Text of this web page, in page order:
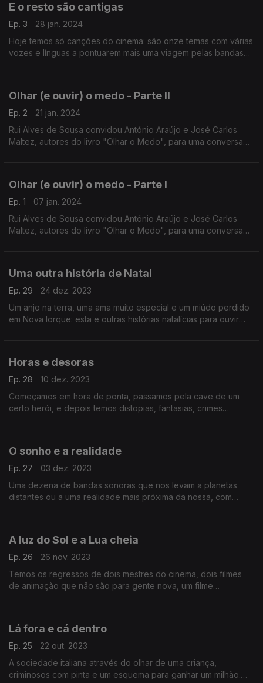
E o resto são cantigas
Ep. 3
28 jan. 2024
Hoje temos só canções do cinema: são onze temas com várias
vozes e línguas a pontuarem mais uma viagem pelas bandas
Olhar (e ouvir) o medo - Parte II
Ep. 2
21 jan. 2024
Rui Alves de Sousa convidou António Araújo e José Carlos
Maltez, autores do livro "Olhar o Medo", para uma conversa
Olhar (e ouvir) o medo - Parte I
Ep. 1
07 jan. 2024
Rui Alves de Sousa convidou António Araújo e José Carlos
Maltez, autores do livro "Olhar o Medo", para uma conversa
Uma outra história de Natal
Ep. 29
24 dez. 2023
Um anjo na terra, uma ama muito especial e um miúdo perdido
em Nova Iorque: esta e outras histórias natalícias para ouvir
Horas e desoras
Ep. 28
10 dez. 2023
Começamos em hora de ponta, passamos pela cave de um
certo herói, e depois temos distopias, fantasias, crimes
O sonho e a realidade
Ep. 27
03 dez. 2023
Uma dezena de bandas sonoras que nos levam a planetas
distantes ou a uma realidade mais próxima da nossa, com
A luz do Sol e a Lua cheia
Ep. 26
26 nov. 2023
Temos os regressos de dois mestres do cinema, dois filmes
de animação que não são para gente nova, um filme
Lá fora e cá dentro
Ep. 25
22 out. 2023
A sociedade italiana através do olhar de uma criança,
criminosos com pinta e um esquema para ganhar um milhão.